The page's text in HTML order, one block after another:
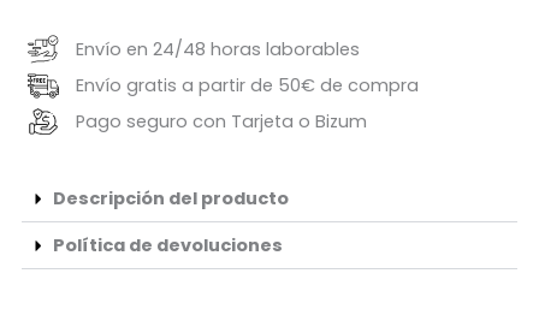
Envío en 24/48 horas laborables
Envío gratis a partir de 50€ de compra
Pago seguro con Tarjeta o Bizum
Descripción del producto
Política de devoluciones